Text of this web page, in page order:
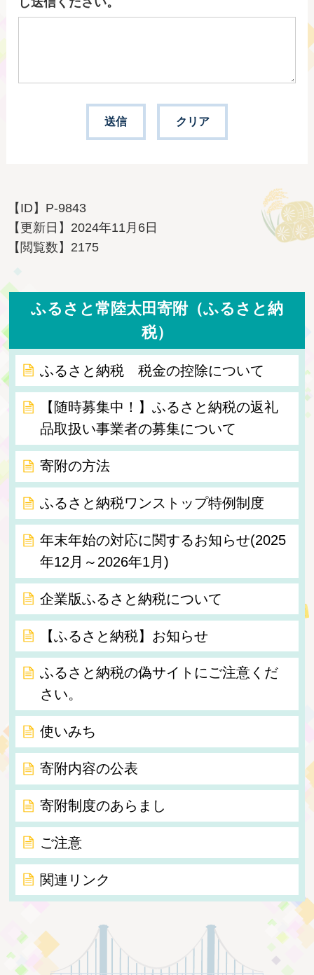
【ID】 P-9843
【更新日】 2024年11月6日
【閲覧数】 2175
ふるさと常陸太田寄附（ふるさと納
税）
ふるさと納税 税金の控除について
【随時募集中！】ふるさと納税の返礼
品取扱い事業者の募集について
寄附の方法
ふるさと納税ワンストップ特例制度
年末年始の対応に関するお知らせ(2025
年12月～2026年1月)
企業版ふるさと納税について
【ふるさと納税】お知らせ
ふるさと納税の偽サイトにご注意くだ
さい。
使いみち
寄附内容の公表
寄附制度のあらまし
ご注意
関連リンク